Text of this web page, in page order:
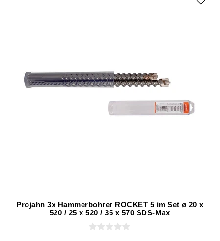
Projahn 3x Hammerbohrer ROCKET 5 im Set ø 20 x
520 / 25 x 520 / 35 x 570 SDS-Max